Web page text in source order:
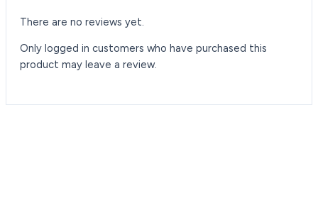
There are no reviews yet.
Only logged in customers who have purchased this
product may leave a review.